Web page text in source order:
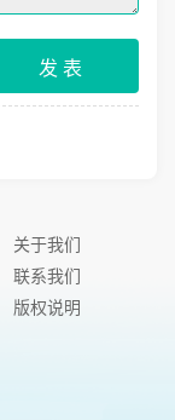
发 表
关于我们
联系我们
版权说明